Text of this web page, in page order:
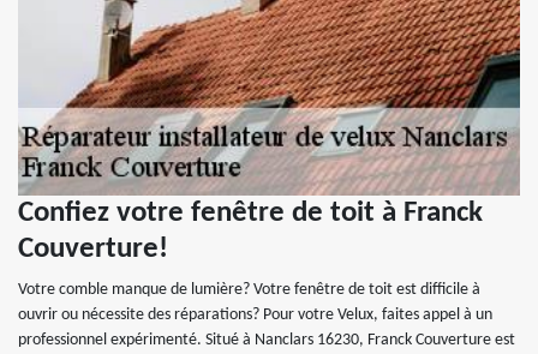
Confiez votre fenêtre de toit à Franck
Couverture!
Votre comble manque de lumière? Votre fenêtre de toit est difficile à
ouvrir ou nécessite des réparations? Pour votre Velux, faites appel à un
professionnel expérimenté. Situé à Nanclars 16230, Franck Couverture est